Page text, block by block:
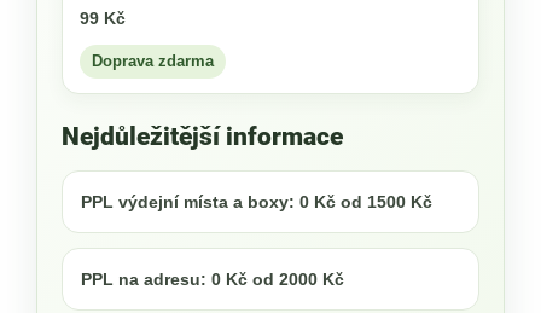
99 Kč
Doprava zdarma
Nejdůležitější informace
PPL výdejní místa a boxy: 0 Kč od 1500 Kč
PPL na adresu: 0 Kč od 2000 Kč